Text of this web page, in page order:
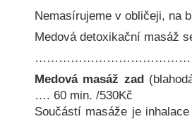
Nemasírujeme v obličeji, na
Medová detoxikační masáž
Medová masáž zad
…. 60 min. /530Kč
Součástí masáže je